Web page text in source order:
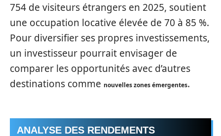
754 de visiteurs étrangers en 2025, soutient
une occupation locative élevée de 70 à 85 %.
Pour diversifier ses propres investissements,
un investisseur pourrait envisager de
comparer les opportunités avec d’autres
destinations comme nouvelles zones émergentes.
ANALYSE DES RENDEMENTS